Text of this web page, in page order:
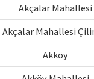
Akçalar Mahallesi
Akçalar Mahallesi
Akköy